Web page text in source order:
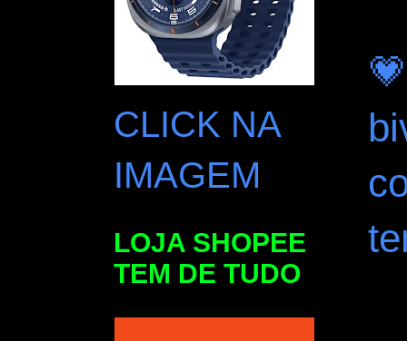
CLICK NA
IMAGEM
LOJA SHOPEE
TEM DE TUDO